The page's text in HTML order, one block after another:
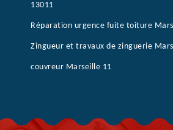
13011
Réparation urgence fuite toiture
Zingueur et travaux de zinguerie
couvreur Marseille 11